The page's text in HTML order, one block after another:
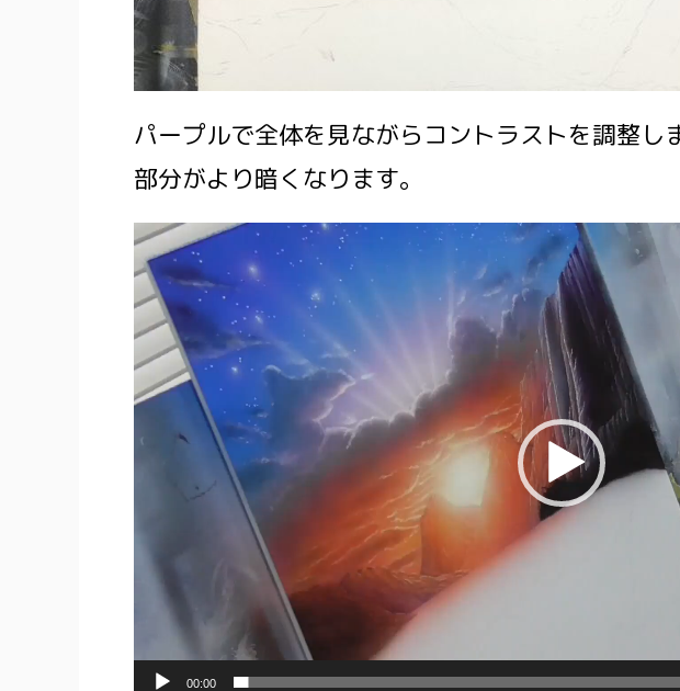
パープルで全体を見ながらコントラストを調整し
部分がより暗くなります。
動
画
プ
レ
ー
ヤ
ー
00:00